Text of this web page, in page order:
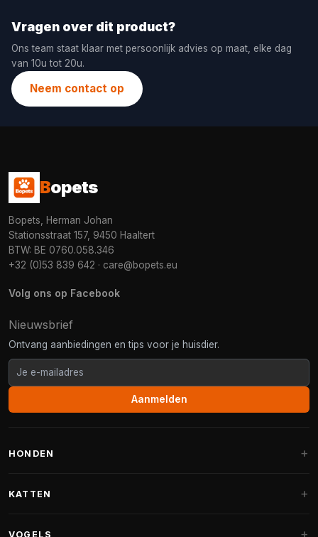
Vragen over dit product?
Ons team staat klaar met persoonlijk advies op maat, elke dag
van 10u tot 20u.
Neem contact op
Bopets
Bopets, Herman Johan
Stationsstraat 157, 9450 Haaltert
BTW: BE 0760.058.346
+32 (0)53 839 642 · care@bopets.eu
Volg ons op Facebook
Nieuwsbrief
Ontvang aanbiedingen en tips voor je huisdier.
Aanmelden
HONDEN
KATTEN
VOGELS